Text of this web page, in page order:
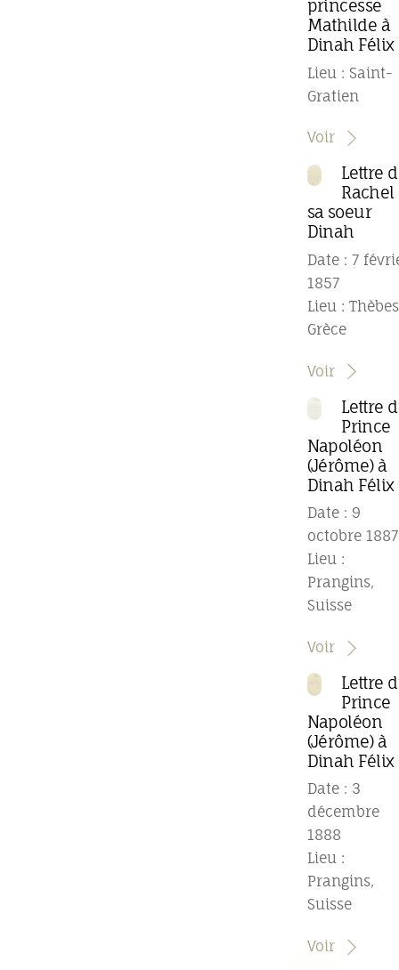
princesse
Mathilde à
Dinah Félix
Lieu : Saint-
Gratien
Voir
Lettre
Rachel
sa soeur
Dinah
Date : 7
1857
Lieu :
Grèce
Voir
Lettre
Prince
Napoléon
(Jérôme) à
Dinah Félix
Date : 9
octobre 1887
Lieu :
Prangins,
Suisse
Voir
Lettre
Prince
Napoléon
(Jérôme) à
Dinah Félix
Date : 3
décembre
1888
Lieu :
Prangins,
Suisse
Voir